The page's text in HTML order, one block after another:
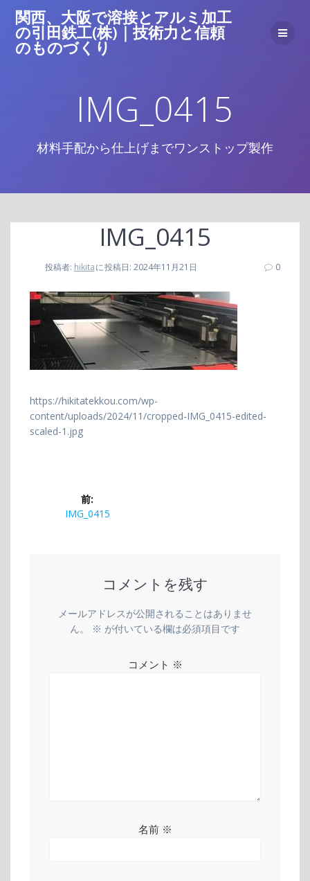
ン
テ
ス
キ
ッ
関西、大阪で溶接とアルミ加工
の引田鉄工(株)｜技術力と信頼
のものづくり
IMG_0415
材料手配から仕上げまでワンストップ製作
IMG_0415
投稿者: hikitaに投稿日: 2024年11月21日 0
https://hikitatekkou.com/wp-
content/uploads/2024/11/cropped-IMG_0415-edited-
scaled-1.jpg
前:
前
IMG_0415
コメントを残す
メールアドレスが公開されることはありませ
ん。
※ が付いている欄は必須項目です
コメント ※
名前 ※